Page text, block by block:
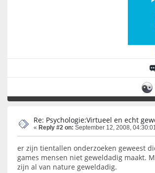
Re: Psychologie:Virtueel en echt
« Reply #2 on: September 12, 2008,
er zijn tientallen onderzoeken geweest
games mensen niet geweldadig maakt.
zijn al van nature geweldadig.